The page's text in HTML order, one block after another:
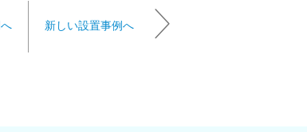
新しい設置事例へ